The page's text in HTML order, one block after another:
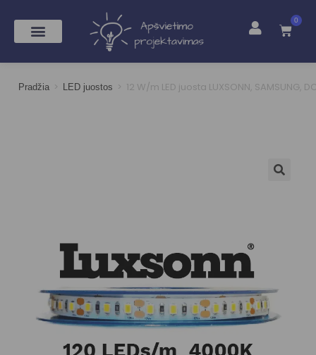
0
Pradžia > LED juostos > 12 W/m LED juosta LUXSONN, SAMSUNG,